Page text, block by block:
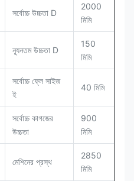
সর্বোচ্চ উচ্চতা D
2000
মিমি
ন্যূনতম উচ্চতা D
150
মিমি
সর্বোচ্চ ফ্লে সাইজ
ই
40 মিমি
সর্বোচ্চ কাগজের
উচ্চতা
900
মিমি
মেশিনের প্রস্থ
2850
মিমি